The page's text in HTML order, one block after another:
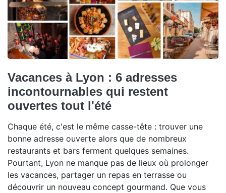
Vacances à Lyon : 6 adresses
incontournables qui restent
ouvertes tout l'été
Chaque été, c'est le même casse-tête : trouver une
bonne adresse ouverte alors que de nombreux
restaurants et bars ferment quelques semaines.
Pourtant, Lyon ne manque pas de lieux où prolonger
les vacances, partager un repas en terrasse ou
découvrir un nouveau concept gourmand. Que vous